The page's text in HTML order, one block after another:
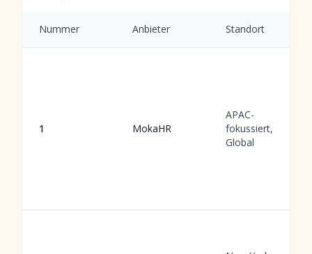
Nummer Anbieter Standort
1 MokaHR
APAC-
fokussiert,
Global